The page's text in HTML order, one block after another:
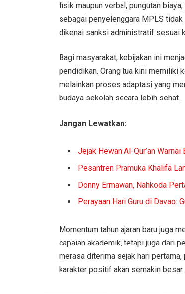
fisik maupun verbal, pungutan
sebagai penyelenggara MPLS
dikenai sanksi administratif sesuai
Bagi masyarakat, kebijakan ini
pendidikan. Orang tua kini memiliki
melainkan proses adaptasi yang
budaya sekolah secara lebih sehat.
Jangan Lewatkan:
Jejak Hewan Al-Qur’an
Pesantren Pramuka Khalifa
Donny Ermawan, Nahkoda
Perayaan Hari Guru di Davao:
Momentum tahun ajaran baru juga
capaian akademik, tetapi juga dari
merasa diterima sejak hari
karakter positif akan semakin besar.